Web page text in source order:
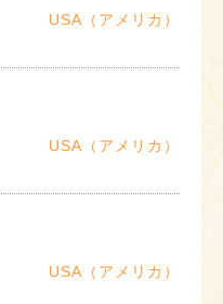
USA（アメリカ）
USA（アメリカ）
USA（アメリカ）